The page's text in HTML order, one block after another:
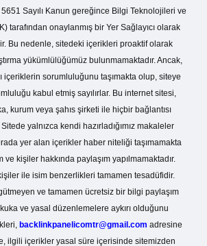
Sayılı Kanun gereğince Bilgi Teknolojileri ve
tarafından onaylanmış bir Yer Sağlayıcı olarak
Bu nedenle, sitedeki içerikleri proaktif olarak
yükümlülüğümüz bulunmamaktadır. Ancak,
içeriklerin sorumluluğunu taşımakta olup, siteye
kabul etmiş sayılırlar. Bu internet sitesi,
kurum veya şahıs şirketi ile hiçbir bağlantısı
yalnızca kendi hazırladığımız makaleler
yer alan içerikler haber niteliği taşımamakta
kişiler hakkında paylaşım yapılmamaktadır.
ile isim benzerlikleri tamamen tesadüfidir.
ve tamamen ücretsiz bir bilgi paylaşım
ve yasal düzenlemelere aykırı olduğunu
backlinkpanelicomtr@gmail.com adresine
ilgili içerikler yasal süre içerisinde sitemizden